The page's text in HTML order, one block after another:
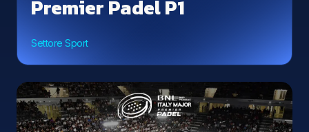
Premier Padel P1
Settore Sport